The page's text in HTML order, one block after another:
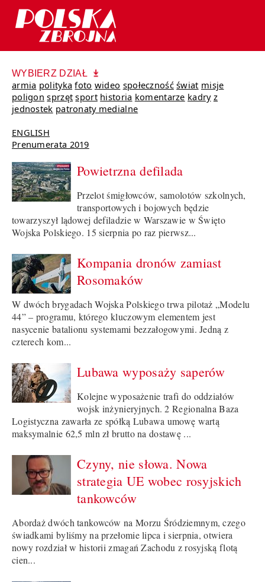
WYBIERZ DZIAŁ
armia polityka foto wideo społeczność świat misje
poligon sprzęt sport historia komentarze kadry z
jednostek patronaty medialne
ENGLISH
Prenumerata 2019
Powietrzna defilada
Przelot śmigłowców, samolotów szkolnych,
transportowych i bojowych będzie
towarzyszył lądowej defiladzie w Warszawie w Święto
Wojska Polskiego. 15 sierpnia po raz pierwsz...
Kompania dronów zamiast
Rosomaków
W dwóch brygadach Wojska Polskiego trwa pilotaż „Modelu
44” – programu, którego kluczowym elementem jest
nasycenie batalionu systemami bezzałogowymi. Jedną z
czterech kom...
Lubawa wyposaży saperów
Kolejne wyposażenie trafi do oddziałów
wojsk inżynieryjnych. 2 Regionalna Baza
Logistyczna zawarła ze spółką Lubawa umowę wartą
maksymalnie 62,5 mln zł brutto na dostawę ...
Czyny, nie słowa. Nowa
strategia UE wobec rosyjskich
tankowców
Abordaż dwóch tankowców na Morzu Śródziemnym, czego
świadkami byliśmy na przełomie lipca i sierpnia, otwiera
nowy rozdział w historii zmagań Zachodu z rosyjską flotą
cien...